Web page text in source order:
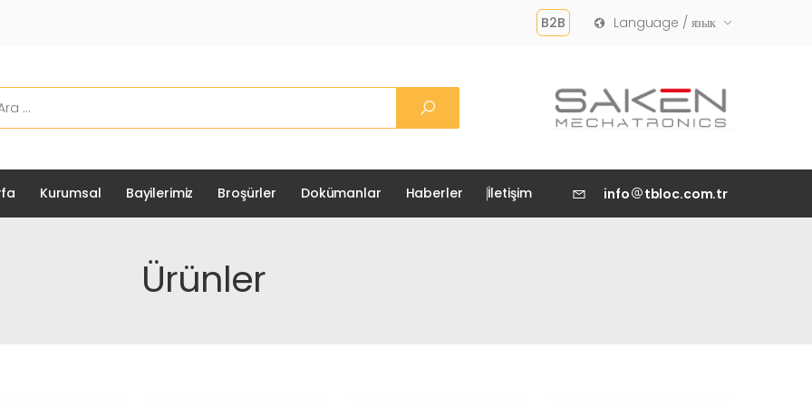
B2B Language / язык
Kurumsal Bayilerimiz Broşürler Dokümanlar Haberler İletişim info tbloc.com.tr
Ürünler